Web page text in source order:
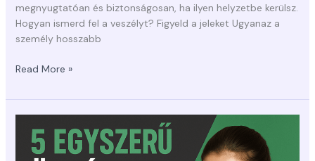
megnyugtatóan és biztonságosan, ha ilyen helyzetbe kerülsz.
Hogyan ismerd fel a veszélyt? Figyeld a jeleket Ugyanaz a
személy hosszabb
Read More »
egyszerű
önvédelmi